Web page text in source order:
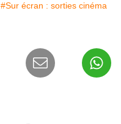
#Sur écran : sorties cinéma